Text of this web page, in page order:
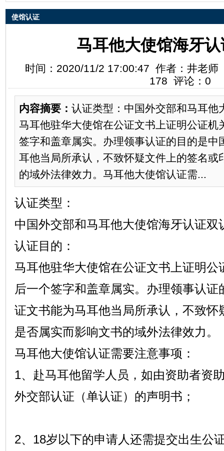
使馆认证
马耳他大使馆海牙
时间：2020/11/2 17:00:47 作者：井老
178 评论：0
内容摘要： 认证类型：中国外交部和马耳他
马耳他驻华大使馆在公证文书上证明公证机
签字和盖章属实。办理领事认证的目的是中
耳他当局所承认，不致怀疑文件上的签名或
的域外法律效力。马耳他大使馆认证需...
认证类型：
中国外交部和马耳他大使馆海牙认证双
认证目的：
马耳他驻华大使馆在公证文书上证明公
后一个签字和盖章属实。办理领事认
证文书能为马耳他当局所承认，不致怀
是否属实而影响文书的域外法律效力。
马耳他大使馆认证需要注意事项：
1、赴马耳他留学人员，如由资助者资
外交部认证（单认证）的声明书；
2、18岁以下的申请人还需提交出生公